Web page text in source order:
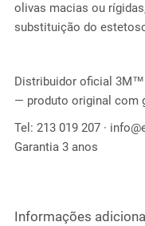
olivas macias ou
substituição do
Distribuidor oficial
— produto original com
Tel: 213 019 207 ·
Garantia 3 anos
Informações